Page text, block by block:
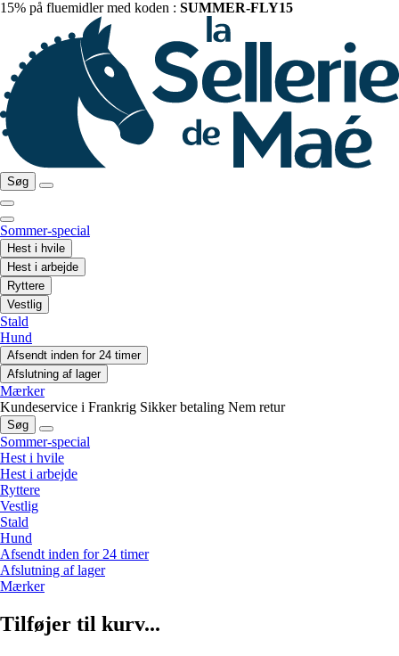
15% på fluemidler med koden : SUMMER-FLY15
Søg
Sommer-special
Hest i hvile
Hest i arbejde
Ryttere
Vestlig
Stald
Hund
Afsendt inden for 24 timer
Afslutning af lager
Mærker
Kundeservice i Frankrig Sikker betaling Nem retur
Søg
Sommer-special
Hest i hvile
Hest i arbejde
Ryttere
Vestlig
Stald
Hund
Afsendt inden for 24 timer
Afslutning af lager
Mærker
Tilføjer til kurv...